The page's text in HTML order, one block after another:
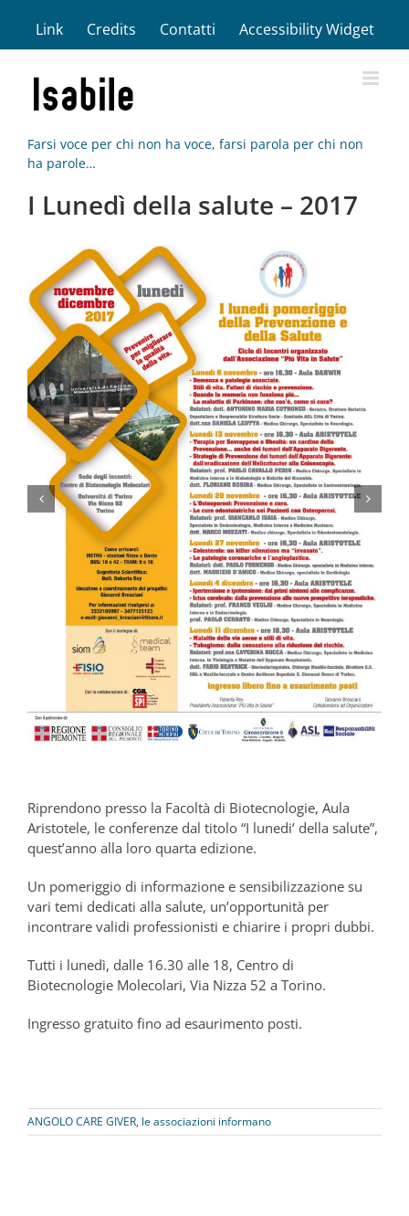
contenuto
Link Credits Contatti Accessibility Widget
Farsi voce per chi non ha voce, farsi parola per chi non
ha parole…
I Lunedì della salute – 2017
Riprendono presso la Facoltà di Biotecnologie, Aula
Aristotele, le conferenze dal titolo “I lunedi’ della salute”,
quest’anno alla loro quarta edizione.
Un pomeriggio di informazione e sensibilizzazione su
vari temi dedicati alla salute, un’opportunità per
incontrare validi professionisti e chiarire i propri dubbi.
Tutti i lunedì, dalle 16.30 alle 18, Centro di
Biotecnologie Molecolari, Via Nizza 52 a Torino.
Ingresso gratuito fino ad esaurimento posti.
ANGOLO CARE GIVER, le associazioni informano